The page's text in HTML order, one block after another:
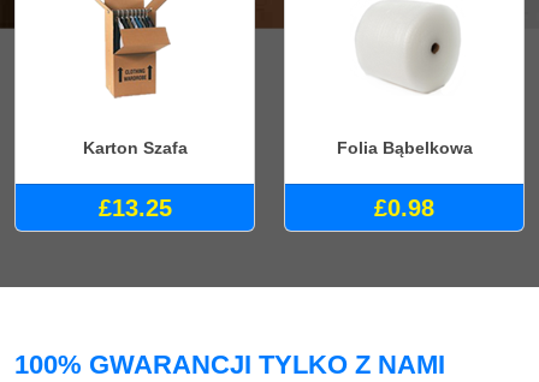
Karton Szafa
£13.25
Folia Bąbelkowa
£0.98
100% GWARANCJI TYLKO Z NAMI